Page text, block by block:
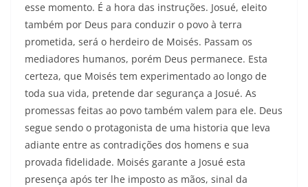
esse momento. É a hora das instruções. Josué, eleito
também por Deus para conduzir o povo à terra
prometida, será o herdeiro de Moisés. Passam os
mediadores hu­manos, porém Deus permanece. Esta
certeza, que Moisés tem experimentado ao longo de
toda sua vida, pretende dar segurança a Josué. As
promessas feitas ao povo também valem para ele. Deus
segue sendo o protagonista de uma historia que leva
adiante entre as contradições dos homens e sua
provada fidelidade. Moisés ga­rante a Josué esta
presença após ter lhe imposto as mãos, sinal da